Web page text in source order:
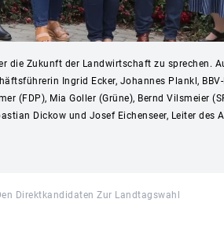
die Zukunft der Landwirtschaft zu sprechen.
Ingrid Ecker, Johannes Plankl,
(FDP), Mia Goller (Grüne), Bernd Vilsmeier
Dickow und Josef Eichenseer, Leiter
Direktkandidaten Zur Landtagswahl